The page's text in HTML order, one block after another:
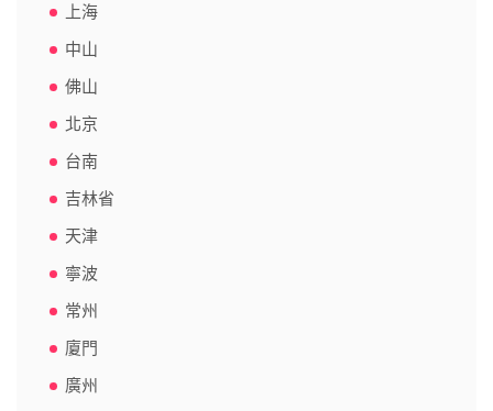
上海
中山
佛山
北京
台南
吉林省
天津
寧波
常州
廈門
廣州